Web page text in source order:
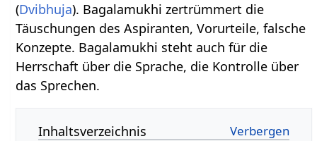
(Dvibhuja). Bagalamukhi zertrümmert die
Täuschungen des Aspiranten, Vorurteile, falsche
Konzepte. Bagalamukhi steht auch für die
Herrschaft über die Sprache, die Kontrolle über
das Sprechen.
Inhaltsverzeichnis